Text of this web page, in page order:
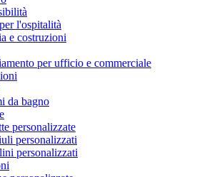
l'ospitalità
e costruzioni
per ufficio e commerciale
da bagno
personalizzate
personalizzati
personalizzati